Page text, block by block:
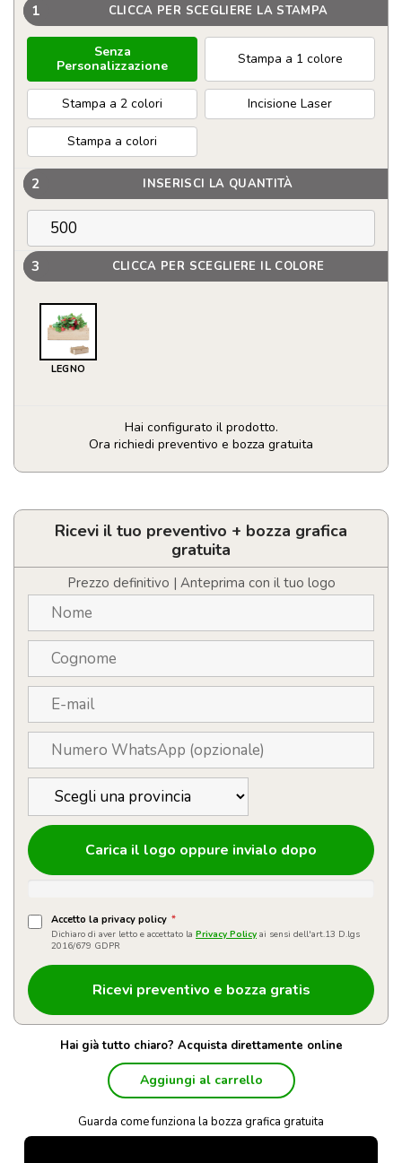
1 CLICCA PER SCEGLIERE LA STAMPA
Senza
Personalizzazione
Stampa a 1 colore
Stampa a 2 colori Incisione Laser
Stampa a colori
2 INSERISCI LA QUANTITÀ
3 CLICCA PER SCEGLIERE IL COLORE
LEGNO
Hai configurato il prodotto.
Ora richiedi preventivo e bozza gratuita
Kit
coltivare
fragoleRicevi il tuo preventivo + bozza grafica
gratuita
Prezzo definitivo | Anteprima con il tuo logo
Carica il logo oppure invialo dopo
Accetto la privacy policy *
Dichiaro di aver letto e accettato la Privacy Policy ai sensi dell'art.13 D.lgs
2016/679 GDPR
Hai già tutto chiaro? Acquista direttamente online
Aggiungi al carrello
Guarda come funziona la bozza grafica gratuita